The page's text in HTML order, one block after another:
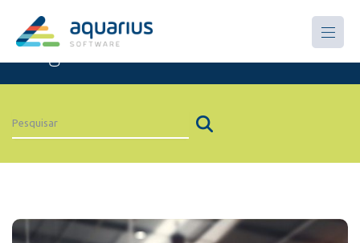
Artigos